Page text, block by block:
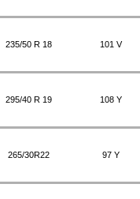
235/50 R 18 101 V
295/40 R 19 108 Y
265/30R22 97 Y